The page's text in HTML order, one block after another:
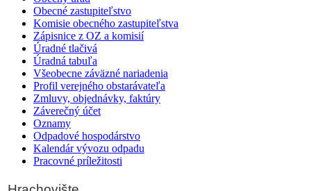
Obecné zastupiteľstvo
Komisie obecného zastupiteľstva
Zápisnice z OZ a komisií
Úradné tlačivá
Úradná tabuľa
Všeobecne záväzné nariadenia
Profil verejného obstarávateľa
Zmluvy, objednávky, faktúry
Záverečný účet
Oznamy
Odpadové hospodárstvo
Kalendár vývozu odpadu
Pracovné príležitosti